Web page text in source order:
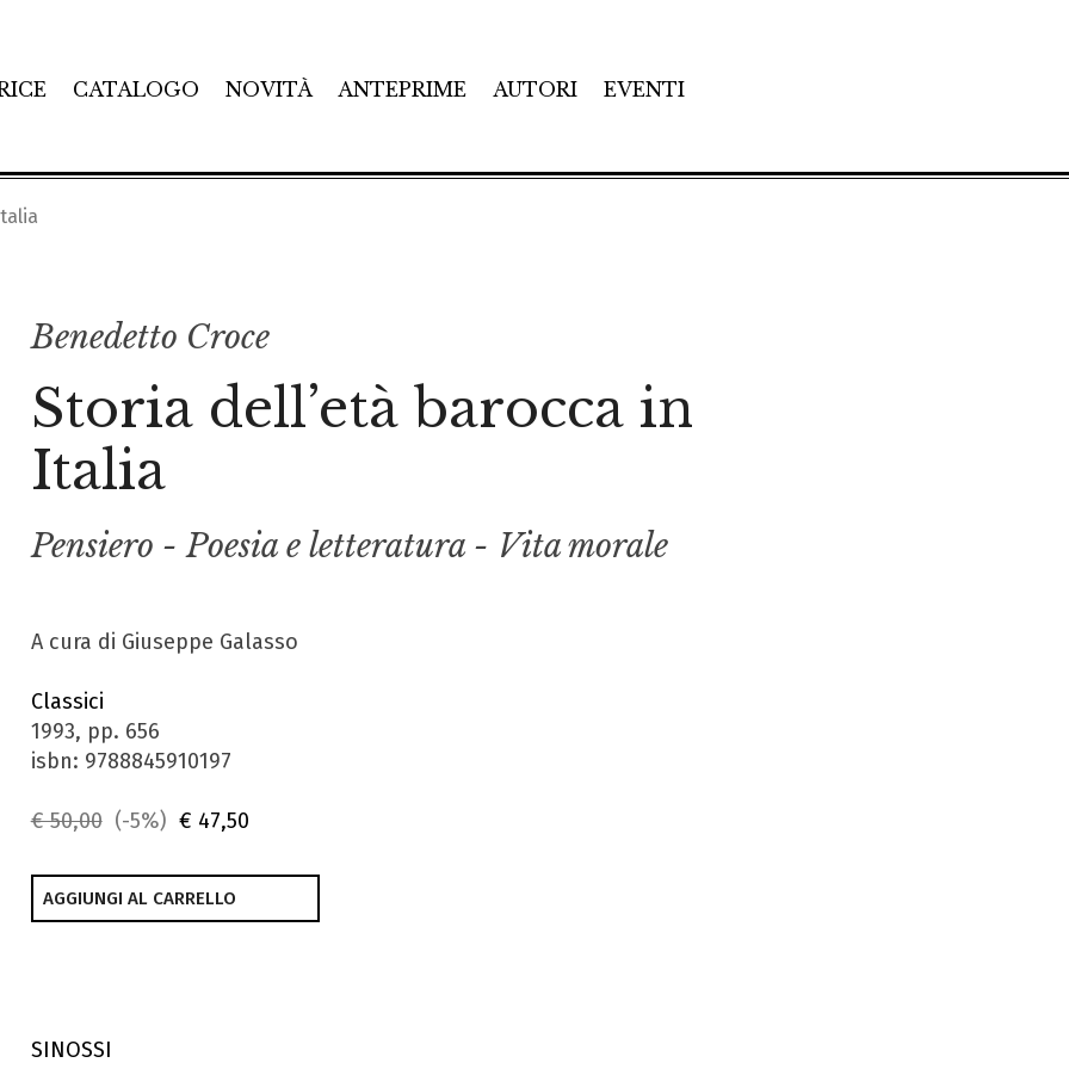
CATALOGO NOVITÀ ANTEPRIME AUTORI EVENTI
Benedetto Croce
Storia dell’età barocca in
Italia
Pensiero - Poesia e letteratura - Vita morale
A cura di Giuseppe Galasso
Classici
1993, pp. 656
isbn: 9788845910197
€ 50,00 (-5%) € 47,50
AGGIUNGI AL CARRELLO
SINOSSI